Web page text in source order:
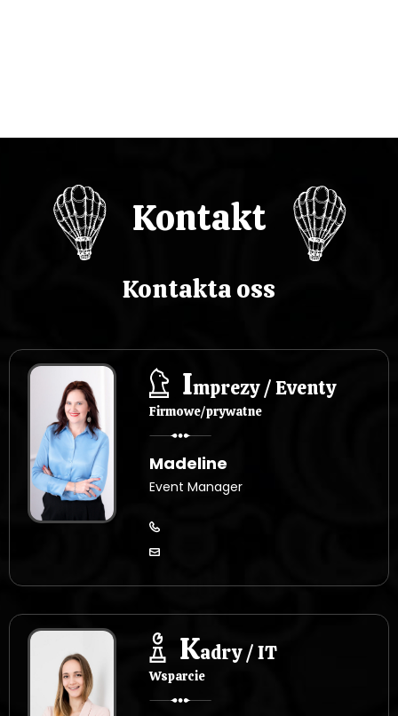
Kontakt
Kontakta oss
Imprezy / Eventy
Firmowe/prywatne
Madeline
Event Manager
Kadry / IT
Wsparcie